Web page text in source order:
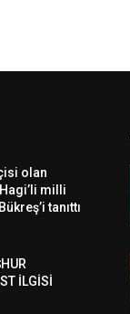
olan
milli
tanıttı
İLGİSİ